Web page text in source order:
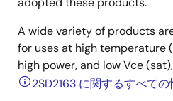
A wide variety of products
for uses at high temperature
high power, and low Vce
2SD2163 に関するすべての